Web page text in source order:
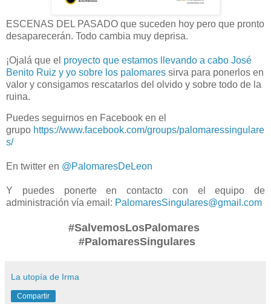
ESCENAS DEL PASADO que suceden hoy pero que pronto
desaparecerán. Todo cambia muy deprisa.
¡Ojalá que el proyecto que estamos llevando a cabo José
Benito Ruiz y yo sobre los palomares sirva para ponerlos en
valor y consigamos rescatarlos del olvido y sobre todo de la
ruina.
Puedes seguirnos en Facebook en el
grupo https://www.facebook.com/groups/palomaressingulare
s/
En twitter en @PalomaresDeLeon
Y puedes ponerte en contacto con el equipo de
administración vía email: PalomaresSingulares@gmail.com
#SalvemosLosPalomares
#PalomaresSingulares
La utopía de Irma
Compartir